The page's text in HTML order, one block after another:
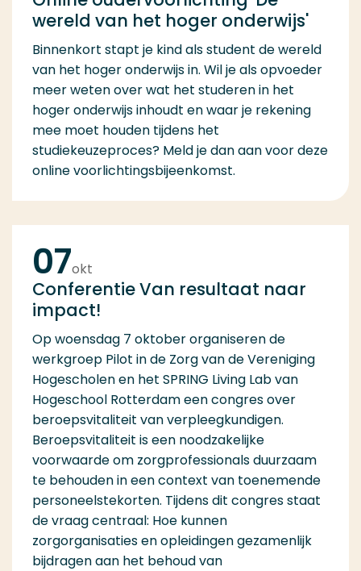
wereld van het hoger onderwijs'
Binnenkort stapt je kind als student de wereld
van het hoger onderwijs in. Wil je als opvoeder
meer weten over wat het studeren in het
hoger onderwijs inhoudt en waar je rekening
mee moet houden tijdens het
studiekeuzeproces? Meld je dan aan voor deze
online voorlichtingsbijeenkomst.
Conferentie Van resultaat naar
impact!
Op woensdag 7 oktober organiseren de
werkgroep Pilot in de Zorg van de Vereniging
Hogescholen en het SPRING Living Lab van
Hogeschool Rotterdam een congres over
beroepsvitaliteit van verpleegkundigen.
Beroepsvitaliteit is een noodzakelijke
voorwaarde om zorgprofessionals duurzaam
te behouden in een context van toenemende
personeelstekorten. Tijdens dit congres staat
de vraag centraal: Hoe kunnen
zorgorganisaties en opleidingen gezamenlijk
bijdragen aan het behoud van
07okt